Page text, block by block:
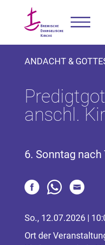
ANDACHT &
anschl.
6. Sonntag nach
So., 12.07.2026 |
Ort der